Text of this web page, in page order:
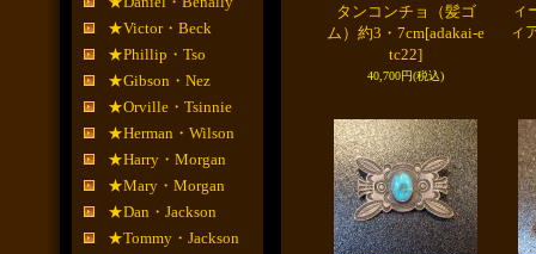
★Victor・Beck
★Phillip・Tso
★Gibson・Nez
★Orville・Tsinnie
★Herman・Wilson
★Harry・Morgan
★Mary・Morgan
★Dan・Jackson
★Tommy・Jackson
タンコンチョ（髪ゴ
ム）約3・7cm[adakai-e
tc22]
40,700円(税込)
ィ